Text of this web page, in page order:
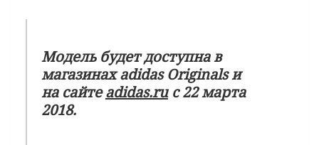
Модель будет доступна в
магазинах adidas Originals и
на сайтеadidas.ru c 22 марта
2018.